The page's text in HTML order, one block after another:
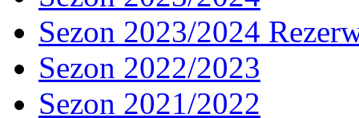
Sezon 2023/2024
Sezon 2022/2023
Sezon 2021/2022